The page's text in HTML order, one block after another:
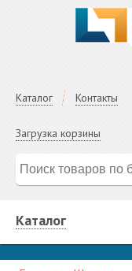
Каталог Контакты
Загрузка корзины
Каталог